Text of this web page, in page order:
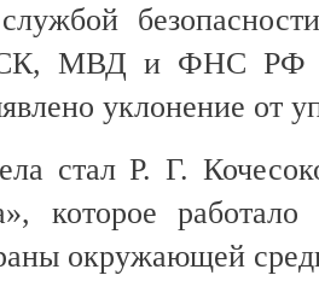
МВД и ФНС РФ в
уклонение от
стал Р. Г.
которое
окружающей